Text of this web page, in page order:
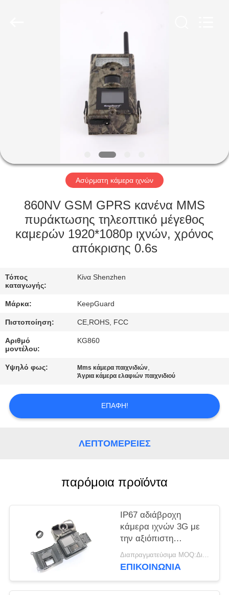
ΣΧΕΤΙΚΆ
ΜΕ
ΕΠΙΣΚΕΨΉ
ΕΡΓΟΣΤΑΣΊΟΥ
ΠΟΙΌΤΗΤΑΣ
ΕΠΙΚΟΙΝΩΝΉΣΤΕ
ΜΑΣ
ΖΗΤΉΣΤΕ
ΠΡΟΣΦΟΡΆ
SITEMAP
ΠΟΛΙΤΙΚΉ
ΑΠΟΡΡΉΤΟΥ
Ασύρματη κάμερα ιχνών
860NV GSM GPRS κανένα MMS
πυράκτωσης τηλεοπτικό μέγεθος
καμερών 1920*1080p ιχνών, χρόνος
απόκρισης 0.6s
Τόπος
καταγωγής:
Κίνα Shenzhen
Μάρκα: KeepGuard
Πιστοποίηση: CE,ROHS, FCC
Αριθμό
μοντέλου:
KG860
Υψηλό φως: Mms κάμερα παιχνιδιών,
Άγρια κάμερα ελαφιών παιχνιδιού
ΕΠΑΦΉ!
ΛΕΠΤΟΜΈΡΕΙΕΣ
παρόμοια προϊόντα
IP67 αδιάβροχη
κάμερα ιχνών 3G με
την αξιόπιστη
απόδοση και την
ανώτερη ποιότητα
Διαπραγματεύσιμα MOQ:Διαπραγματεύσιμος
ΕΠΙΚΟΙΝΩΝΙΑ